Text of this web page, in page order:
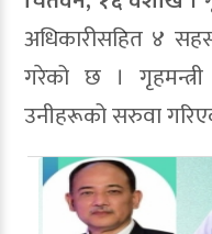
अधिकारीसहित ४
गरेको छ ।
उनीहरूको सरुवा